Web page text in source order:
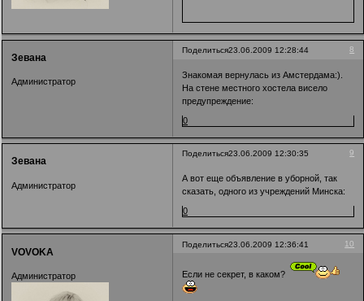
Поделиться 8
23.06.2009 12:28:44
Зевана
Администратор
Знакомая вернулась из Амстердама:).
На стене местного хостела висело
предупреждение:
0
Поделиться 9
23.06.2009 12:30:35
Зевана
Администратор
А вот еще объявление в уборной, так
сказать, одного из учреждений Минска:
0
Поделиться 10
23.06.2009 12:36:41
VOVOKA
Администратор Если не секрет, в каком?